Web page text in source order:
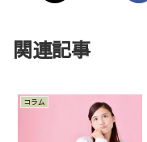
関連記事
コラム